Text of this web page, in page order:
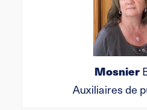
Mosnier
Auxiliaires de